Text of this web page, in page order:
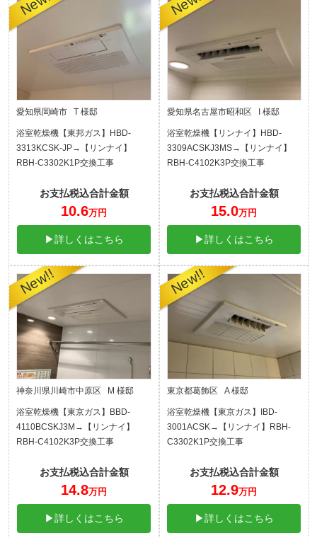
愛知県岡崎市 T 様邸
浴室乾燥機【東邦ガス】HBD-
3313KCSK-JP→【リンナイ】
RBH-C3302K1P交換工事
お支払税込合計金額
10.6万円
▶詳しくはこちら
愛知県名古屋市昭和区 I 様邸
浴室乾燥機【リンナイ】HBD-
3309ACSKJ3MS→【リンナイ】
RBH-C4102K3P交換工事
お支払税込合計金額
15.0万円
▶詳しくはこちら
神奈川県川崎市中原区 M 様邸
浴室乾燥機【東京ガス】BBD-
4110BCSKJ3M→【リンナイ】
RBH-C4102K3P交換工事
お支払税込合計金額
14.8万円
▶詳しくはこちら
東京都葛飾区 A 様邸
浴室乾燥機【東京ガス】IBD-
3001ACSK→【リンナイ】RBH-
C3302K1P交換工事
お支払税込合計金額
12.9万円
▶詳しくはこちら